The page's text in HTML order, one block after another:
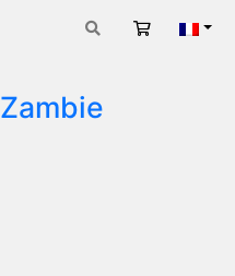
Panier
Zambie